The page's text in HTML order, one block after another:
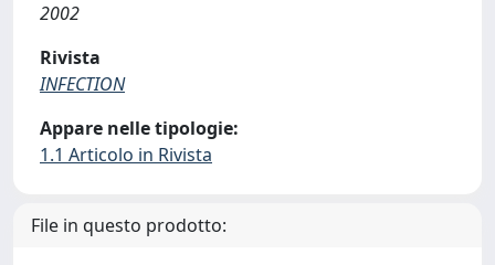
2002
Rivista
INFECTION
Appare nelle tipologie:
1.1 Articolo in Rivista
File in questo prodotto: